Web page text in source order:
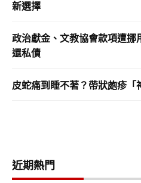
新選擇
政治獻金、文教協會款項遭
還私債
皮蛇痛到睡不著？帶狀皰疹「
近期熱門